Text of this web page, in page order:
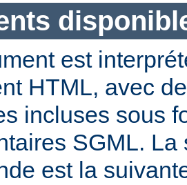
est
HTML, avec
incluses sous
SGML. La
est la